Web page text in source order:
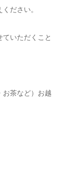
ださい。
いただくこと
茶など）お越